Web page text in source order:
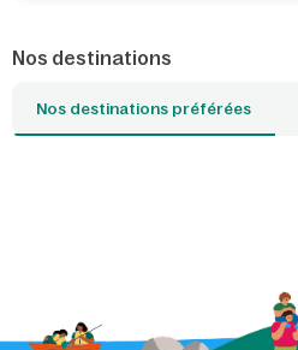
Nos destinations
Nos destinations préférées